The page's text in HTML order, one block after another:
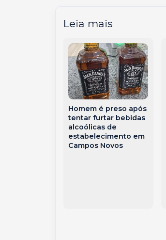
Leia mais
Homem é preso após
tentar furtar bebidas
alcoólicas de
estabelecimento em
Campos Novos